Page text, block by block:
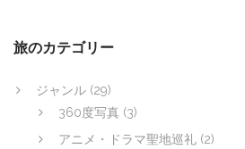
ン
旅のカテゴリー
ジャンル (29)
360度写真 (3)
アニメ・ドラマ聖地巡礼 (2)